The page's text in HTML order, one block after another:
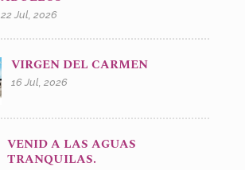
22 Jul, 2026
VIRGEN DEL CARMEN
16 Jul, 2026
VENID A LAS AGUAS
TRANQUILAS.